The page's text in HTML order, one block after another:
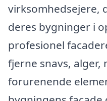
virksomhedsejere,
deres bygninger i
profesionel
fjerne snavs, alger,
forurenende